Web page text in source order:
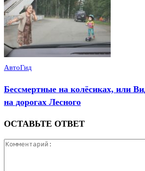
АвтоГид
Бессмертные на колёсиках, или
на дорогах Лесного
ОСТАВЬТЕ ОТВЕТ